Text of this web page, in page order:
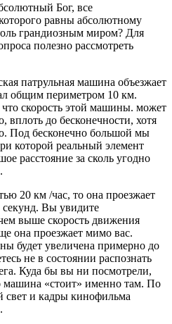
Бог, все
равны абсолютному
грандиозным миром? Для
полезно рассмотреть
патрульная машина объезжает
общим периметром 10 км.
скорость этой машины. может
вплоть до бесконечности, хотя
Под бесконечно большой мы
которой реальный элемент
расстояние за сколь угодно
20 км /час, то она проезжает
секунд. Вы увидите
выше скорость движения
она проезжает мимо вас.
будет увеличена примерно до
не в состоянии распознать
Куда бы вы ни посмотрели,
машина «стоит» именно там. По
свет и кадры кинофильма